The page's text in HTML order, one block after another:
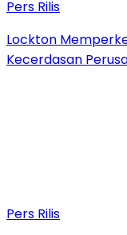
Pers Rilis
Lockton
Kecerdasan
Pers Rilis